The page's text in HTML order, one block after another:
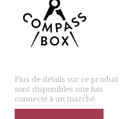
Plus de détails sur ce produit
sont disponibles une fois
connecté à un marché.